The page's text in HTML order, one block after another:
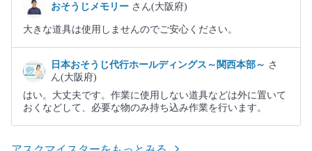
おそうじメモリー さん(大阪府)
大きな道具は使用しませんのでご安心ください。
日本おそうじ代行ホールディングス～関西本部～ さ
ん(大阪府)
はい。大丈夫です。作業に使用しない道具などは外に置いて
おくなどして、必要な物のみ持ち込み作業を行います。